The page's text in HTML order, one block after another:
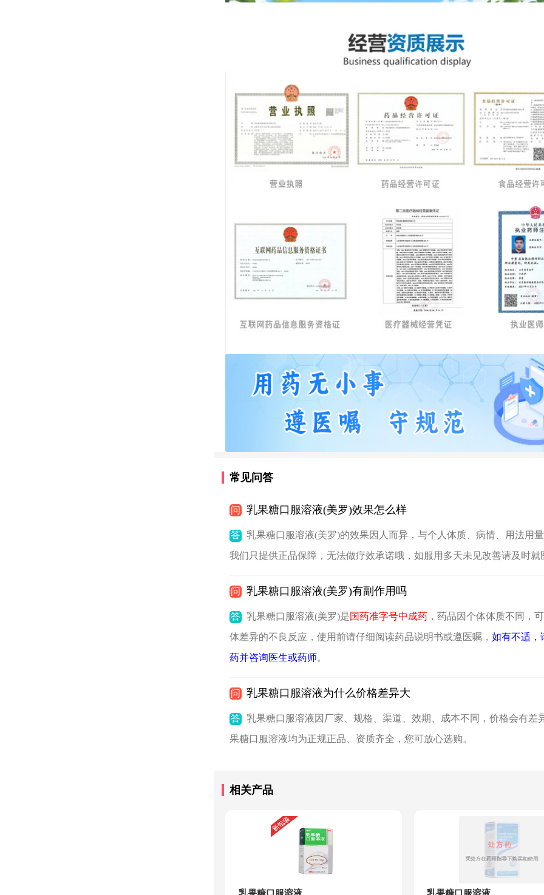
常见问答
问 乳果糖口服溶液(美罗)效果怎么样
答
乳果糖口服溶液(美罗)的效果因人而异，与个人体质、病情、用法用
我们只提供正品保障，无法做疗效承诺哦，如服用多天未见改善请及时就
问 乳果糖口服溶液(美罗)有副作用吗
答 乳果糖口服溶液(美罗)是国药准字号中成药，药品因个体体质不同，
体差异的不良反应，使用前请仔细阅读药品说明书或遵医嘱， 如有不适，
药并咨询医生或药师。
问 乳果糖口服溶液为什么价格差异大
答
乳果糖口服溶液因厂家、规格、渠道、效期、成本不同，价格会有差
果糖口服溶液均为正规正品、资质齐全，您可放心选购。
相关产品
乳果糖口服溶液 乳果糖口服溶液